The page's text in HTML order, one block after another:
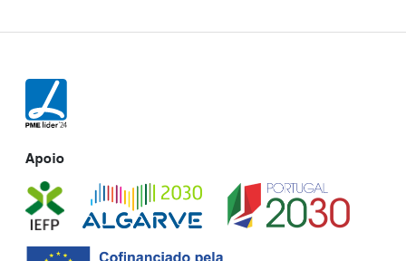
Apoio